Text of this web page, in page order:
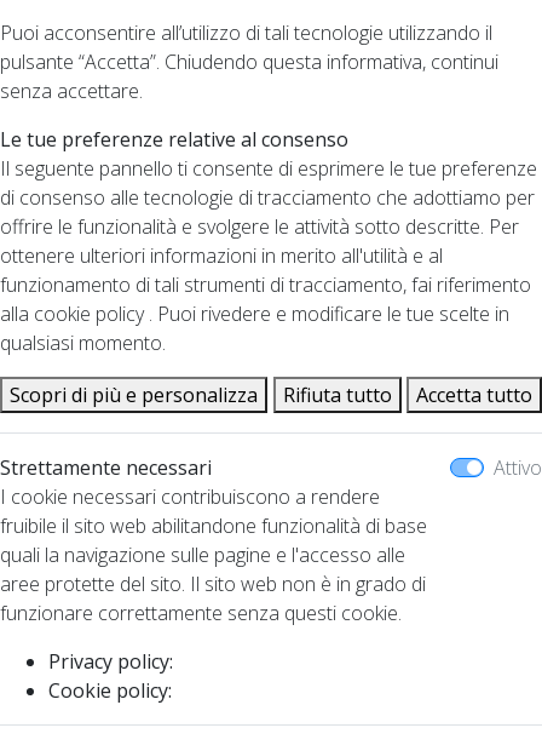
Puoi acconsentire all’utilizzo di tali tecnologie utilizzando il
pulsante “Accetta”. Chiudendo questa informativa, continui
senza accettare.
Le tue preferenze relative al consenso
Il seguente pannello ti consente di esprimere le tue preferenze
di consenso alle tecnologie di tracciamento che adottiamo per
offrire le funzionalità e svolgere le attività sotto descritte. Per
ottenere ulteriori informazioni in merito all'utilità e al
funzionamento di tali strumenti di tracciamento, fai riferimento
alla cookie policy . Puoi rivedere e modificare le tue scelte in
qualsiasi momento.
Scopri di più e personalizza
Rifiuta tutto Accetta tutto
Strettamente necessari
I cookie necessari contribuiscono a rendere
fruibile il sito web abilitandone funzionalità di base
quali la navigazione sulle pagine e l'accesso alle
aree protette del sito. Il sito web non è in grado di
funzionare correttamente senza questi cookie.
Privacy policy:
Cookie policy:
Attivo